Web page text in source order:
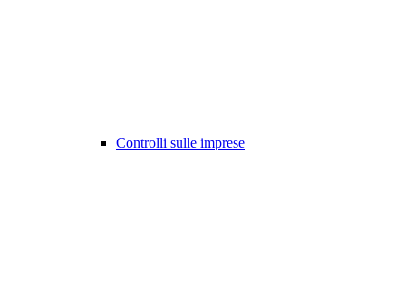
Controlli sulle imprese